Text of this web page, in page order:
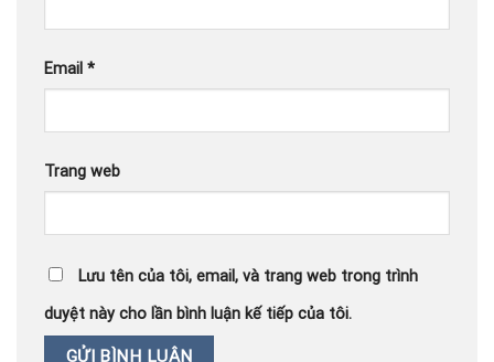
Email *
Trang web
Lưu tên của tôi, email, và trang web trong trình
duyệt này cho lần bình luận kế tiếp của tôi.